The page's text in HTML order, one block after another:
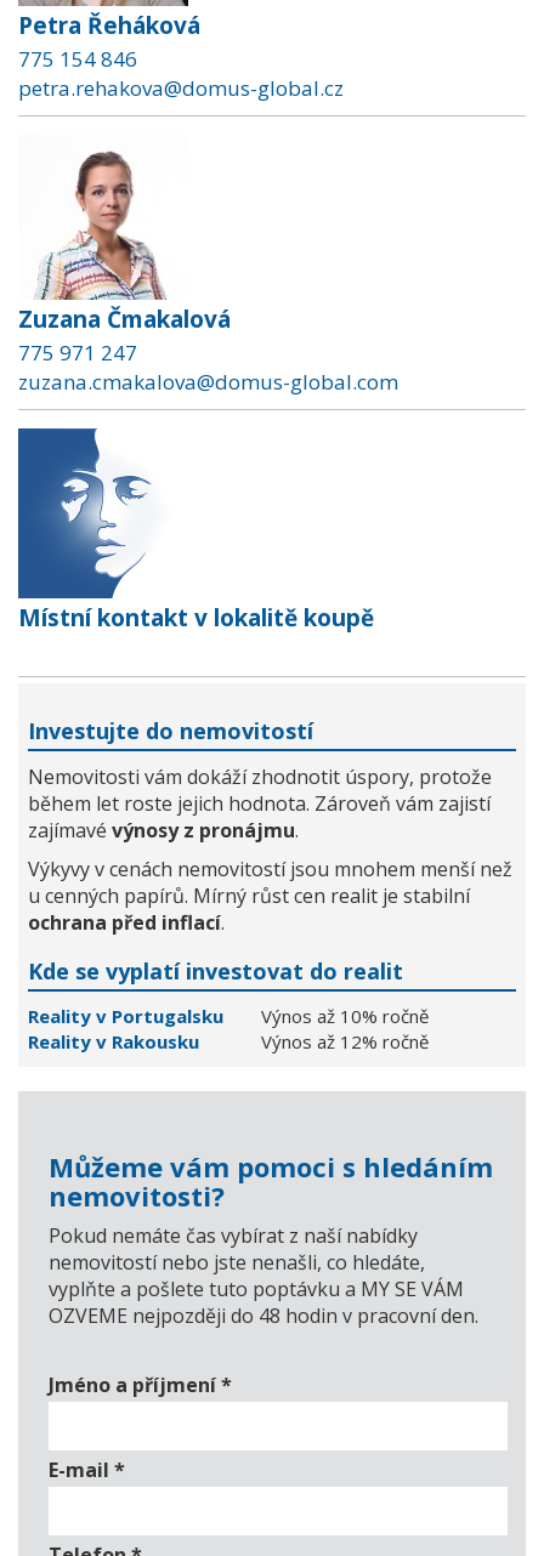
Petra Řeháková
775 154 846
petra.rehakova@domus-global.cz
Zuzana Čmakalová
775 971 247
zuzana.cmakalova@domus-global.com
Místní kontakt v lokalitě koupě
Investujte do nemovitostí
Nemovitosti vám dokáží zhodnotit úspory, protože
během let roste jejich hodnota. Zároveň vám zajistí
zajímavé výnosy z pronájmu.
Výkyvy v cenách nemovitostí jsou mnohem menší než
u cenných papírů. Mírný růst cen realit je stabilní
ochrana před inflací.
Kde se vyplatí investovat do realit
Reality v Portugalsku
Výnos až 10% ročně
Reality v Rakousku
Výnos až 12% ročně
Můžeme vám pomoci s hledáním
nemovitosti?
Pokud nemáte čas vybírat z naší nabídky
nemovitostí nebo jste nenašli, co hledáte,
vyplňte a pošlete tuto poptávku a MY SE VÁM
OZVEME nejpozději do 48 hodin v pracovní den.
Jméno a příjmení*
E-mail *